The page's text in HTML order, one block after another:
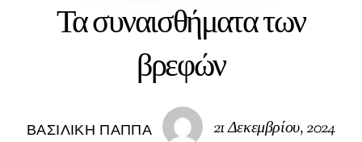
Τα συναισθήματα των
βρεφών
ΒΑΣΙΛΙΚΉ ΠΑΠΠΆ 21 Δεκεμβρίου, 2024